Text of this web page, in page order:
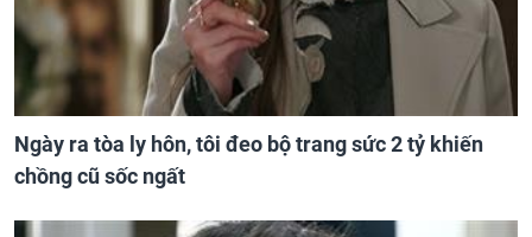
Ngày ra tòa ly hôn, tôi đeo bộ trang sức 2 tỷ khiến
chồng cũ sốc ngất